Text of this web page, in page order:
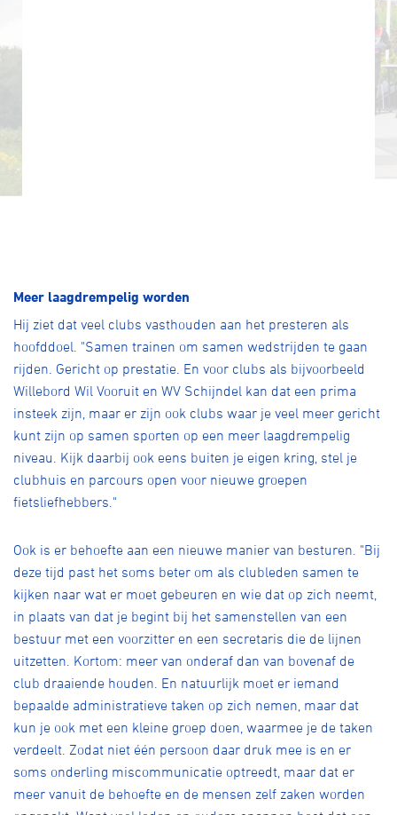
Meer laagdrempelig worden
Hij ziet dat veel clubs vasthouden aan het presteren als
hoofddoel. "Samen trainen om samen wedstrijden te gaan
rijden. Gericht op prestatie. En voor clubs als bijvoorbeeld
Willebord Wil Vooruit en WV Schijndel kan dat een prima
insteek zijn, maar er zijn ook clubs waar je veel meer gericht
kunt zijn op samen sporten op een meer laagdrempelig
niveau. Kijk daarbij ook eens buiten je eigen kring, stel je
clubhuis en parcours open voor nieuwe groepen
fietsliefhebbers."
Ook is er behoefte aan een nieuwe manier van besturen. "Bij
deze tijd past het soms beter om als clubleden samen te
kijken naar wat er moet gebeuren en wie dat op zich neemt,
in plaats van dat je begint bij het samenstellen van een
bestuur met een voorzitter en een secretaris die de lijnen
uitzetten. Kortom: meer van onderaf dan van bovenaf de
club draaiende houden. En natuurlijk moet er iemand
bepaalde administratieve taken op zich nemen, maar dat
kun je ook met een kleine groep doen, waarmee je de taken
verdeelt. Zodat niet één persoon daar druk mee is en er
soms onderling miscommunicatie optreedt, maar dat er
meer vanuit de behoefte en de mensen zelf zaken worden